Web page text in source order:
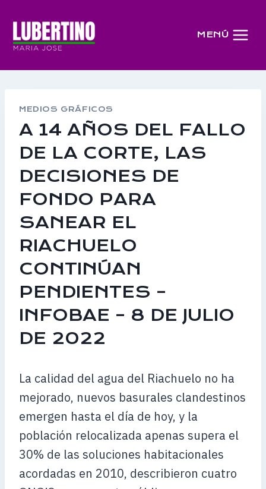
contenido
MENÚ
MEDIOS GRÁFICOS
A 14 AÑOS DEL FALLO
DE LA CORTE, LAS
DECISIONES DE
FONDO PARA
SANEAR EL
RIACHUELO
CONTINÚAN
PENDIENTES –
INFOBAE – 8 DE JULIO
DE 2022
La calidad del agua del Riachuelo no ha
mejorado, nuevos basurales clandestinos
emergen hasta el día de hoy, y la
población relocalizada apenas supera el
30% de las soluciones habitacionales
acordadas en 2010, describieron cuatro